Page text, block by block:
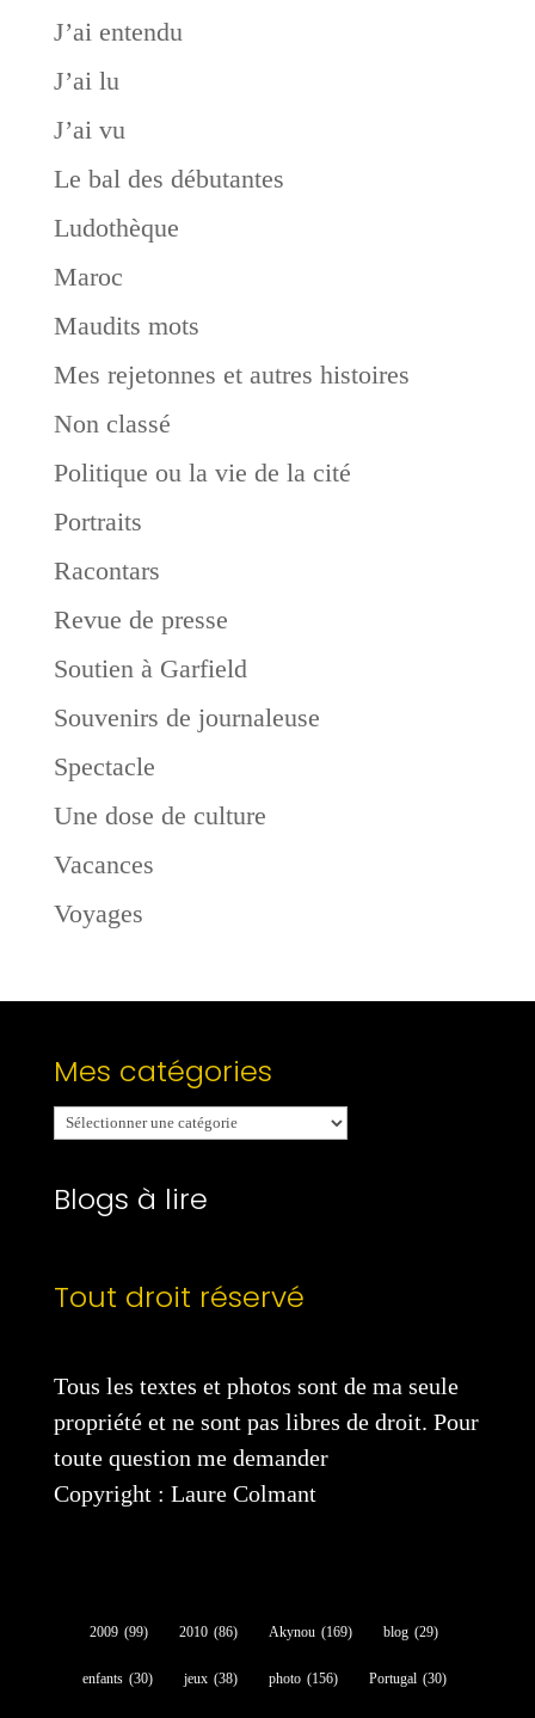
J’ai entendu
J’ai lu
J’ai vu
Le bal des débutantes
Ludothèque
Maroc
Maudits mots
Mes rejetonnes et autres histoires
Non classé
Politique ou la vie de la cité
Portraits
Racontars
Revue de presse
Soutien à Garfield
Souvenirs de journaleuse
Spectacle
Une dose de culture
Vacances
Voyages
Mes catégories
Mes
catégories
Blogs à lire
Tout droit réservé
Tous les textes et photos sont de ma seule
propriété et ne sont pas libres de droit. Pour
toute question me demander
Copyright : Laure Colmant
2009 (99) 2010 (86) Akynou (169) blog (29)
enfants (30) jeux (38) photo (156) Portugal (30)